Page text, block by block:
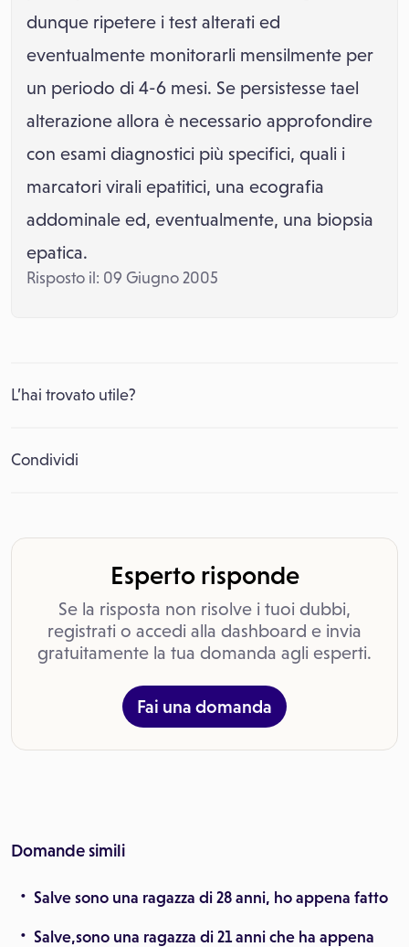
dunque ripetere i test alterati ed
eventualmente monitorarli mensilmente per
un periodo di 4-6 mesi. Se persistesse tael
alterazione allora è necessario approfondire
con esami diagnostici più specifici, quali i
marcatori virali epatitici, una ecografia
addominale ed, eventualmente, una biopsia
epatica.
Risposto il: 09 Giugno 2005
L’hai trovato utile?
Condividi
Esperto risponde
Se la risposta non risolve i tuoi dubbi,
registrati o accedi alla dashboard e invia
gratuitamente la tua domanda agli esperti.
Fai una domanda
Domande simili
Salve sono una ragazza di 28 anni, ho appena fatto
Salve,sono una ragazza di 21 anni che ha appena